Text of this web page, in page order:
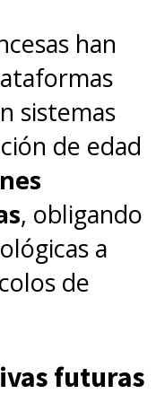
han
sistemas
de edad
, obligando
a
de
futuras